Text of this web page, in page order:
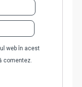
web în acest
comentez.